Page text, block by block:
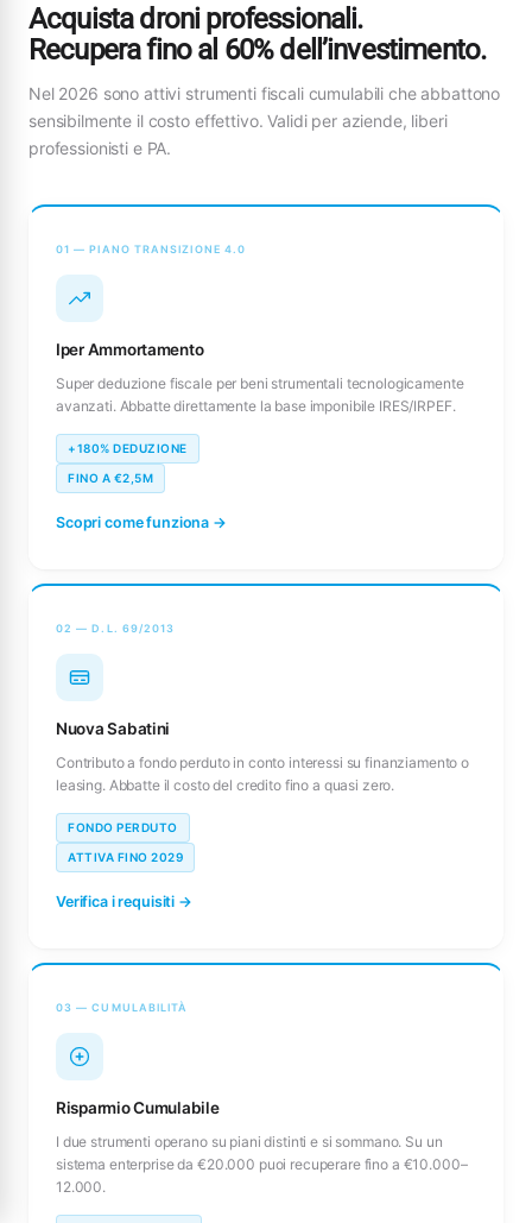
Acquista droni professionali.
Recupera fino al 60% dell’investimento.
Nel 2026 sono attivi strumenti fiscali cumulabili che abbattono
sensibilmente il costo effettivo. Validi per aziende, liberi
professionisti e PA.
01 — PIANO TRANSIZIONE 4.0
Iper Ammortamento
Super deduzione fiscale per beni strumentali tecnologicamente
avanzati. Abbatte direttamente la base imponibile IRES/IRPEF.
+180% DEDUZIONE
FINO A €2,5M
Scopri come funziona →
02 — D.L. 69/2013
Nuova Sabatini
Contributo a fondo perduto in conto interessi su finanziamento o
leasing. Abbatte il costo del credito fino a quasi zero.
FONDO PERDUTO
ATTIVA FINO 2029
Verifica i requisiti →
03 — CUMULABILITÀ
Risparmio Cumulabile
I due strumenti operano su piani distinti e si sommano. Su un
sistema enterprise da €20.000 puoi recuperare fino a €10.000–
12.000.